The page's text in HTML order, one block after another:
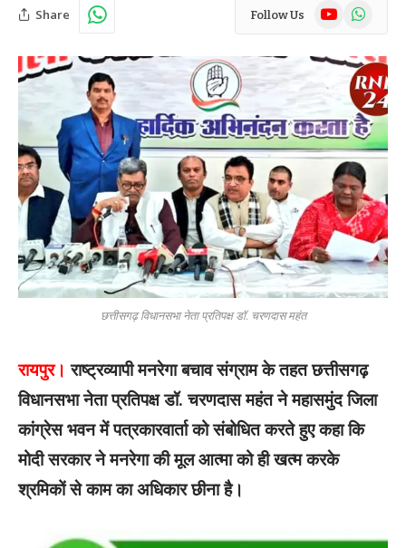
Share Follow Us YouTubeWhatsApp
छत्तीसगढ़ विधानसभा नेता प्रतिपक्ष डॉ. चरणदास महंत
रायपुर। राष्ट्रव्यापी मनरेगा बचाव संग्राम के तहत छत्तीसगढ़
विधानसभा नेता प्रतिपक्ष डॉ. चरणदास महंत ने महासमुंद जिला
कांग्रेस भवन में पत्रकारवार्ता को संबोधित करते हुए कहा कि
मोदी सरकार ने मनरेगा की मूल आत्मा को ही खत्म करके
श्रमिकों से काम का अधिकार छीना है।